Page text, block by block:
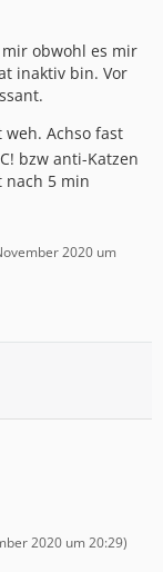
obwohl es mir
inaktiv bin. Vor
Achso fast
bzw anti-Katzen
nach 5 min
2020 um
2020 um 20:29)